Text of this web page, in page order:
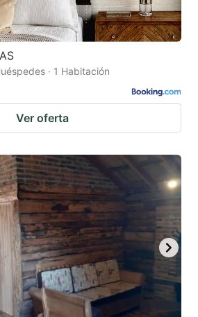
· 1 Habitación
Ver oferta